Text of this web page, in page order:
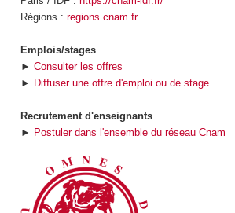
Régions : regions.cnam.fr
Emplois/stages
► Consulter les offres
► Diffuser une offre d'emploi ou de stage
Recrutement d'enseignants
► Postuler dans l'ensemble du réseau Cnam